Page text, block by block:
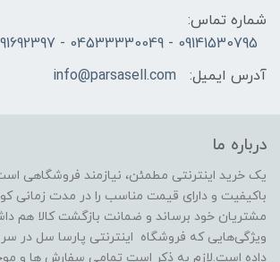
شماره تماس:
09141530795 - 04533330049 - 021-91692397
آدرس ایمیل:
info@parsasell.com
درباره ما
یک خرید اینترنتی مطمئن، نیازمند فروشگاهی است
باکیفیت و دارای قیمت مناسب را در مدت زمانی
مشتریان خود برساند و ضمانت بازگشت کالا هم
ویژگی‌هایی که فروشگاه اینترنتی پارسا سل در سر
داده است.لازم به ذکر است تمامی سفارش ها و